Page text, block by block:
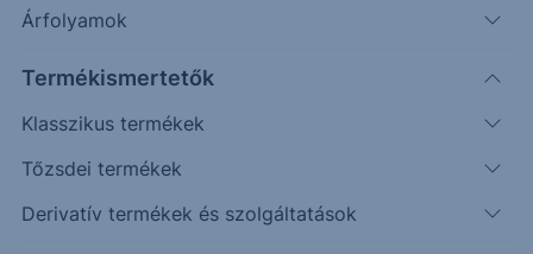
Árfolyamok
Termékismertetők
Klasszikus termékek
Tőzsdei termékek
Derivatív termékek és szolgáltatások
Véletlenszerű Csökkenés